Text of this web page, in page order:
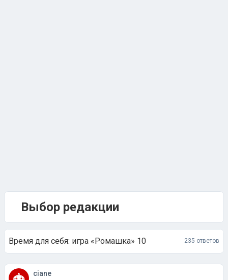
Выбор редакции
Время для себя: игра «Ромашка» 10 235 ответов
ciane